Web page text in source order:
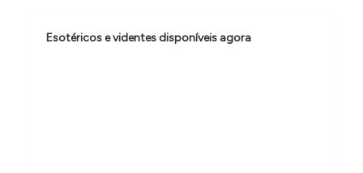
d
Esotéricos e videntes disponíveis agora